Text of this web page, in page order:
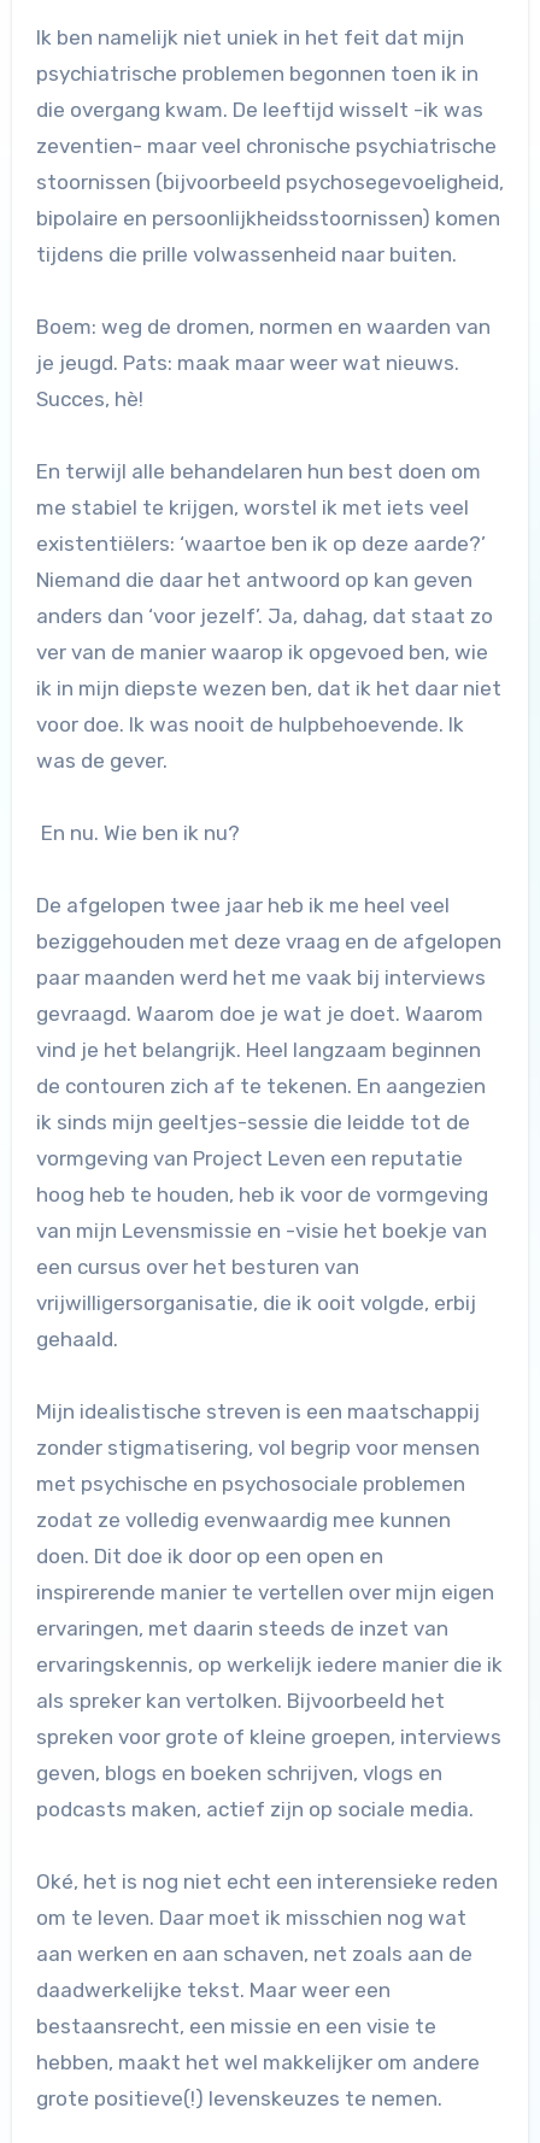
Ik ben namelijk niet uniek in het feit dat mijn
psychiatrische problemen begonnen toen ik in
die overgang kwam. De leeftijd wisselt -ik was
zeventien- maar veel chronische psychiatrische
stoornissen (bijvoorbeeld psychosegevoeligheid,
bipolaire en persoonlijkheidsstoornissen) komen
tijdens die prille volwassenheid naar buiten.
Boem: weg de dromen, normen en waarden van
je jeugd. Pats: maak maar weer wat nieuws.
Succes, hè!
En terwijl alle behandelaren hun best doen om
me stabiel te krijgen, worstel ik met iets veel
existentiëlers: ‘waartoe ben ik op deze aarde?’
Niemand die daar het antwoord op kan geven
anders dan ‘voor jezelf’. Ja, dahag, dat staat zo
ver van de manier waarop ik opgevoed ben, wie
ik in mijn diepste wezen ben, dat ik het daar niet
voor doe. Ik was nooit de hulpbehoevende. Ik
was de gever.
En nu. Wie ben ik nu?
De afgelopen twee jaar heb ik me heel veel
beziggehouden met deze vraag en de afgelopen
paar maanden werd het me vaak bij interviews
gevraagd. Waarom doe je wat je doet. Waarom
vind je het belangrijk. Heel langzaam beginnen
de contouren zich af te tekenen. En aangezien
ik sinds mijn geeltjes-sessie die leidde tot de
vormgeving van Project Leven een reputatie
hoog heb te houden, heb ik voor de vormgeving
van mijn Levensmissie en -visie het boekje van
een cursus over het besturen van
vrijwilligersorganisatie, die ik ooit volgde, erbij
gehaald.
Mijn idealistische streven is een maatschappij
zonder stigmatisering, vol begrip voor mensen
met psychische en psychosociale problemen
zodat ze volledig evenwaardig mee kunnen
doen. Dit doe ik door op een open en
inspirerende manier te vertellen over mijn eigen
ervaringen, met daarin steeds de inzet van
ervaringskennis, op werkelijk iedere manier die ik
als spreker kan vertolken. Bijvoorbeeld het
spreken voor grote of kleine groepen, interviews
geven, blogs en boeken schrijven, vlogs en
podcasts maken, actief zijn op sociale media.
Oké, het is nog niet echt een interensieke reden
om te leven. Daar moet ik misschien nog wat
aan werken en aan schaven, net zoals aan de
daadwerkelijke tekst. Maar weer een
bestaansrecht, een missie en een visie te
hebben, maakt het wel makkelijker om andere
grote positieve(!) levenskeuzes te nemen.